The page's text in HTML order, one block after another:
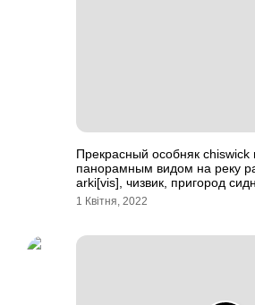
Прекрасный особняк chiswick
панорамным видом на реку
arki[vis], чизвик, пригород
1 Квітня, 2022